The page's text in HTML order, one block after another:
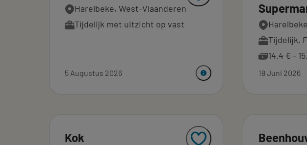
Harelbeke, West-Vlaanderen
Tijdelijk met uitzicht op vast
5 Augustus 2026
Tijdelijk,
14.4 € -
18 Juni 2026
Kok